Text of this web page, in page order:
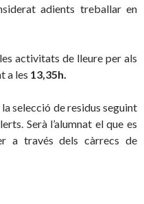
adients treballar en
activitats de lleure per als
a les 13,35h.
selecció de residus seguint
Serà l’alumnat el que es
a través dels càrrecs de